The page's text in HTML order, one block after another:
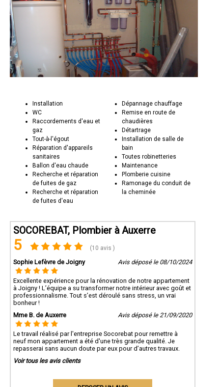
Installation
WC
Raccordements d'eau et
gaz
Tout-à-l'égout
Réparation d'appareils
sanitaires
Ballon d'eau chaude
Recherche et réparation
de fuites de gaz
Recherche et réparation
de fuites d'eau
Dépannage chauffage
Remise en route de
chaudières
Détartrage
Installation de salle de
bain
Toutes robinetteries
Maintenance
Plomberie cuisine
Ramonage du conduit de
la cheminée
SOCOREBAT, Plombier à Auxerre
5 (10 avis )
Sophie Lefèvre de Joigny Avis déposé le 08/10/2024
Excellente expérience pour la rénovation de notre appartement
à Joigny ! L’équipe a su transformer notre intérieur avec goût et
professionnalisme. Tout s’est déroulé sans stress, un vrai
bonheur !
Mme B. de Auxerre
Avis déposé le 21/09/2020
Le travail réalisé par l'entreprise Socorebat pour remettre à
neuf mon appartement a été d'une très grande qualité. Je
repasserai sans aucun doute par eux pour d’autres travaux.
Voir tous les avis clients